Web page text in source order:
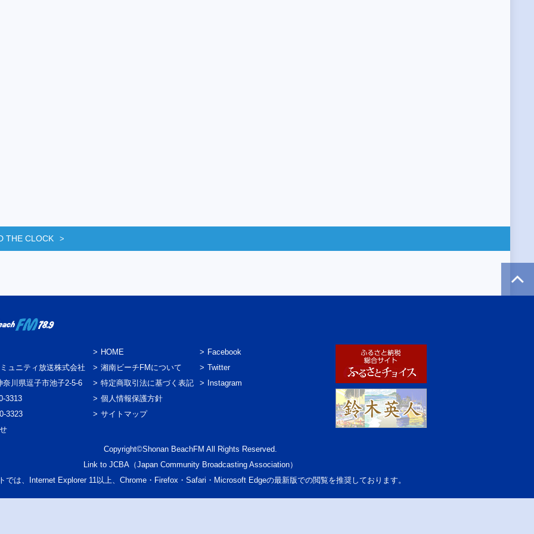
THE CLOCK
ュニティ放送株式会社
奈川県逗子市池子2-5-6
3313
3323
HOME
湘南ビーチFMについて
特定商取引法に基づく表記
個人情報保護方針
サイトマップ
Facebook
Twitter
Instagram
Copyright©Shonan BeachFM All Rights Reserved.
Link to JCBA（Japan Community Broadcasting Association）
では、Internet Explorer 11以上、Chrome・Firefox・Safari・Microsoft Edgeの最新版での閲覧を推奨しております。